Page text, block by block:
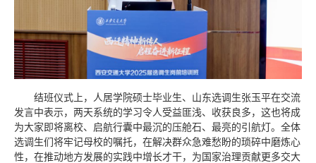
结班仪式上，人居学院硕士毕业生、山东选调生张玉平在交流
发言中表示，两天系统的学习令人受益匪浅、收获良多，这也将成
为大家即将离校、启航行囊中最沉的压舱石、最亮的引航灯。全体
选调生们将牢记母校的嘱托，在解决群众急难愁盼的琐碎中磨炼心
性，在推动地方发展的实践中增长才干，为国家治理贡献更多交大